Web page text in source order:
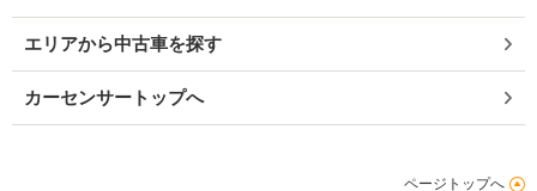
エリアから中古車を探す
カーセンサートップへ
ページトップへ